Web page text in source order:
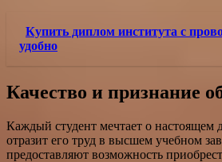
Купить диплом института с
удобно
Качество и признание
Каждый студент мечтает о настоящем
отразит его труд в высшем учебном
предоставляют возможность